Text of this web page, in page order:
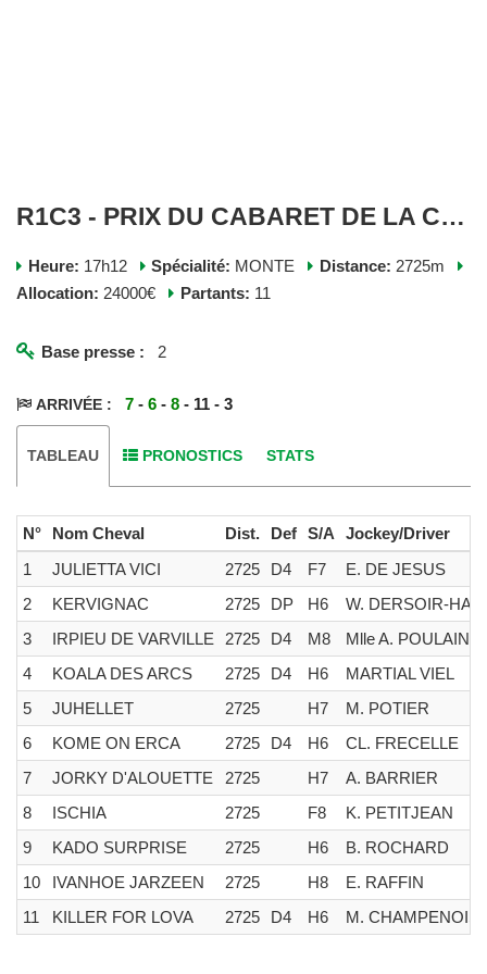
R1C3 - PRIX DU CABARET DE LA COTE D'AMOUR - MERCREDI 08 JUILLET 2026
Heure: 17h12 Spécialité: MONTE Distance: 2725m
Allocation: 24000€ Partants: 11
Base presse : 2
ARRIVÉE : 7 -6 -8 - 11 - 3
TABLEAU PRONOSTICS STATS
N° Nom Cheval Dist. Def S/A
Jockey/Driver
1
JULIETTA VICI 2725 D4 F7
E. DE JESUS
2
KERVIGNAC 2725 DP H6
W. DERSOIR-
3
IRPIEU DE VARVILLE 2725 D4 M8
Mlle A. POULAIN
4
KOALA DES ARCS 2725 D4 H6
MARTIAL VIEL
5
JUHELLET 2725 H7
M. POTIER
6
KOME ON ERCA 2725 D4 H6
CL. FRECELLE
7
JORKY D'ALOUETTE 2725 H7
A. BARRIER
8
ISCHIA 2725 F8
K. PETITJEAN
9
KADO SURPRISE 2725 H6
B. ROCHARD
10
IVANHOE JARZEEN 2725 H8
E. RAFFIN
11
KILLER FOR LOVA 2725 D4 H6 M. CHAMPENOIS